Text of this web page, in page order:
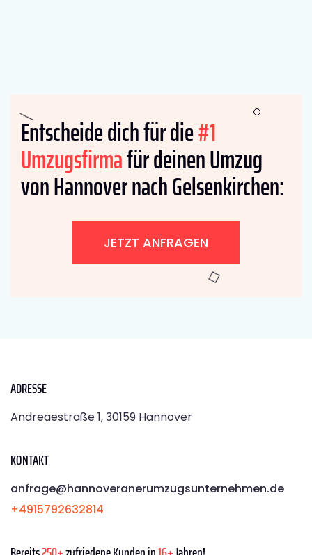
Entscheide dich für die#1
Umzugsfirmafür deinen Umzug
von Hannover nach Gelsenkirchen:
JETZT ANFRAGEN
ADRESSE
Andreaestraße 1, 30159 Hannover
KONTAKT
anfrage@hannoveranerumzugsunternehmen.de
+4915792632814